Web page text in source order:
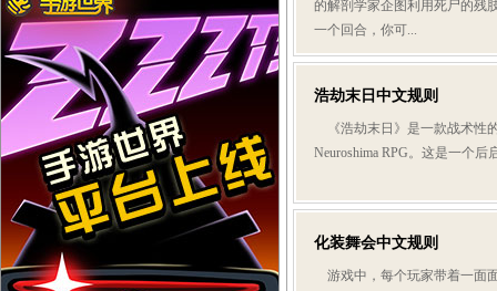
的解剖学家企图利用死尸的残
一个回合，你可...
浩劫末日中文规则
《浩劫末日》是一款战术性
Neuroshima RPG。这是一个
化装舞会中文规则
游戏中，每个玩家带着一面